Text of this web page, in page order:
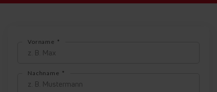
Vorname
Nachname